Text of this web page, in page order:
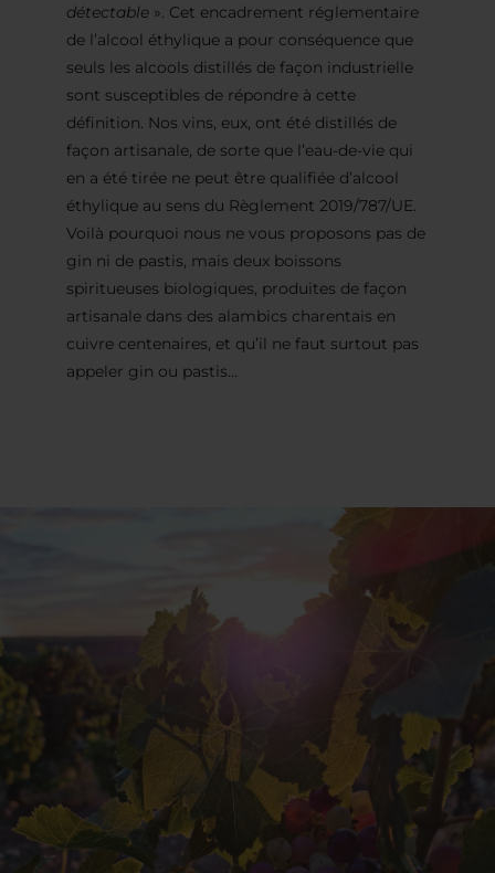
détectable ». Cet encadrement réglementaire
de l’alcool éthylique a pour conséquence que
seuls les alcools distillés de façon industrielle
sont susceptibles de répondre à cette
définition. Nos vins, eux, ont été distillés de
façon artisanale, de sorte que l’eau-de-vie qui
en a été tirée ne peut être qualifiée d’alcool
éthylique au sens du Règlement 2019/787/UE.
Voilà pourquoi nous ne vous proposons pas de
gin ni de pastis, mais deux boissons
spiritueuses biologiques, produites de façon
artisanale dans des alambics charentais en
cuivre centenaires, et qu’il ne faut surtout pas
appeler gin ou pastis…